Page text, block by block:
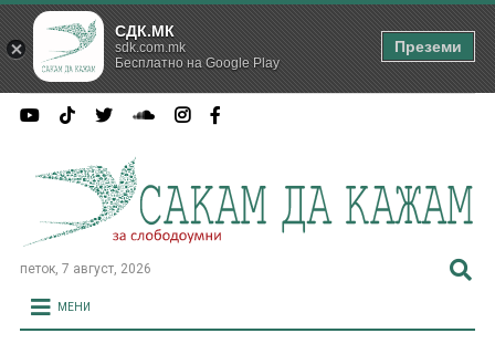
петок, 7 август, 2026
МЕНИ
СДК.МК
sdk.com.mk
Бесплатно на Google Play
Преземи